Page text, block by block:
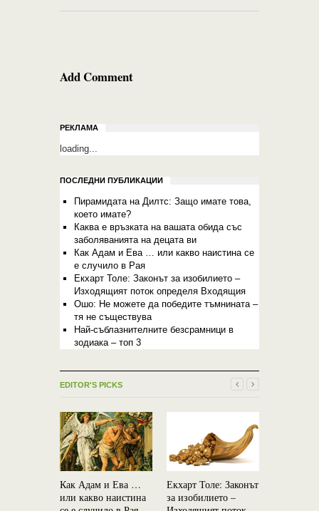
Add Comment
РЕКЛАМА
loading...
ПОСЛЕДНИ ПУБЛИКАЦИИ
Пирамидата на Дилтс: Защо имате това,
което имате?
Каква е връзката на вашата обида със
заболяванията на децата ви
Как Адам и Ева … или какво наистина се
е случило в Рая
Екхарт Толе: Законът за изобилието –
Изходящият поток определя Входящия
Ошо: Не можете да победите тъмнината –
тя не съществува
Най-съблазнителните безсрамници в
зодиака – топ 3
EDITOR'S PICKS
Как Адам и Ева …
или какво наистина
Екхарт Толе: Законът
за изобилието –